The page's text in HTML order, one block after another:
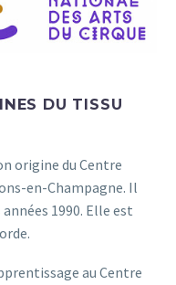
DU TISSU
origine du Centre
en-Champagne. Il
1990. Elle est
au Centre